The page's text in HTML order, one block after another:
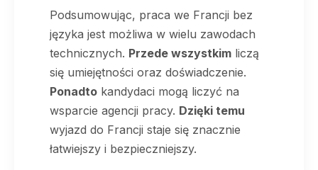
Podsumowując, praca we Francji bez
języka jest możliwa w wielu zawodach
technicznych. Przede wszystkim liczą
się umiejętności oraz doświadczenie.
Ponadto kandydaci mogą liczyć na
wsparcie agencji pracy. Dzięki temu
wyjazd do Francji staje się znacznie
łatwiejszy i bezpieczniejszy.